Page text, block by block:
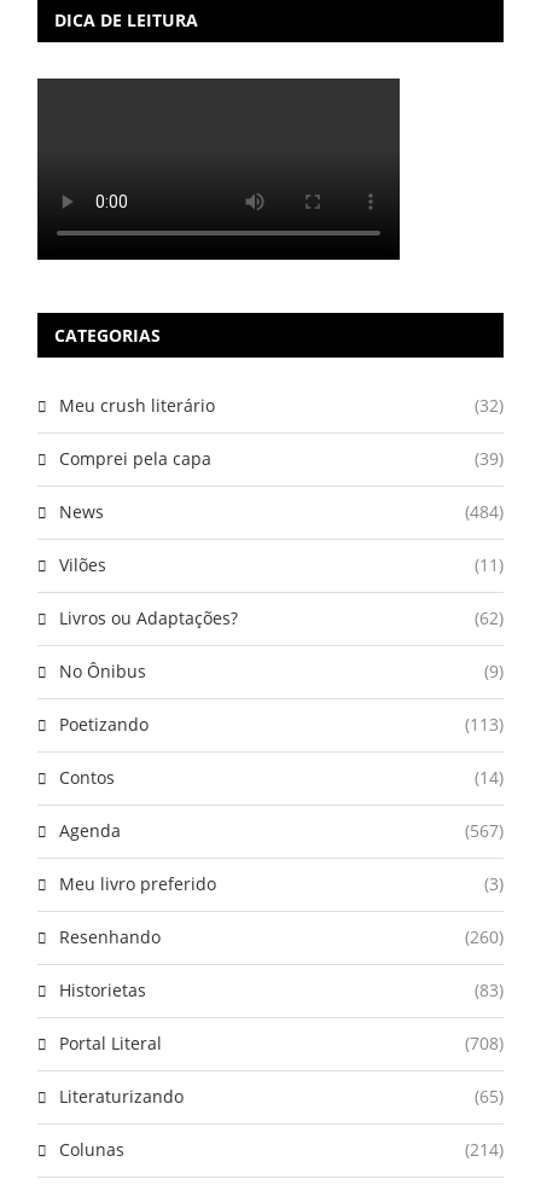
DICA DE LEITURA
CATEGORIAS
Meu crush literário (32)
Comprei pela capa (39)
News (484)
Vilões (11)
Livros ou Adaptações? (62)
No Ônibus (9)
Poetizando (113)
Contos (14)
Agenda (567)
Meu livro preferido (3)
Resenhando (260)
Historietas (83)
Portal Literal (708)
Literaturizando (65)
Colunas (214)